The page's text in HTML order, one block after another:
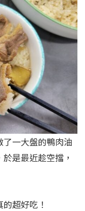
一大盤的鴨肉油
是最近趁空擋，
超好吃！